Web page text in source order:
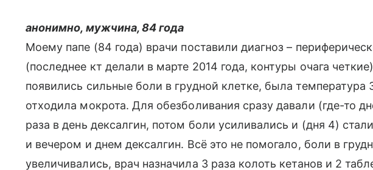
анонимно, мужчина, 84 года
Моему папе (84 года) врачи поставили диагноз –
(последнее кт делали в марте 2014 года, контуры очага
появились сильные боли в грудной клетке, была температура
отходила мокрота. Для обезболивания сразу давали (где-то
раза в день дексалгин, потом боли усиливались и (дня 4)
и вечером и днем дексалгин. Всё это не помогало, боли в
увеличивались, врач назначила 3 раза колоть кетанов и 2